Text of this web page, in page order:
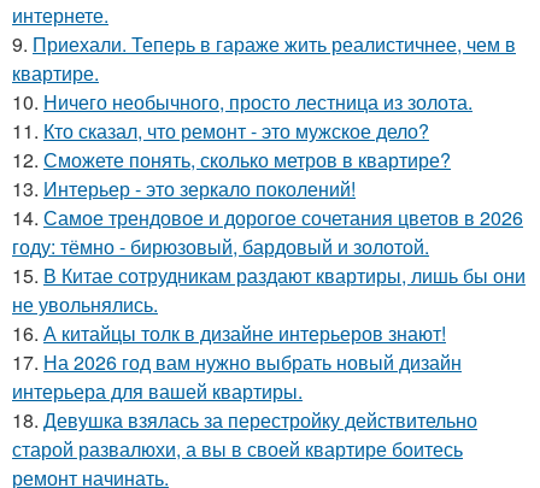
интернете.
9. Приехали. Теперь в гараже жить реалистичнее, чем в
квартире.
10. Ничего необычного, просто лестница из золота.
11. Кто сказал, что ремонт - это мужское дело?
12. Сможете понять, сколько метров в квартире?
13. Интерьер - это зеркало поколений!
14. Самое трендовое и дорогое сочетания цветов в 2026
году: тёмно - бирюзовый, бардовый и золотой.
15. В Китае сотрудникам раздают квартиры, лишь бы они
не увольнялись.
16. А китайцы толк в дизайне интерьеров знают!
17. На 2026 год вам нужно выбрать новый дизайн
интерьера для вашей квартиры.
18. Девушка взялась за перестройку действительно
старой развалюхи, а вы в своей квартире боитесь
ремонт начинать.